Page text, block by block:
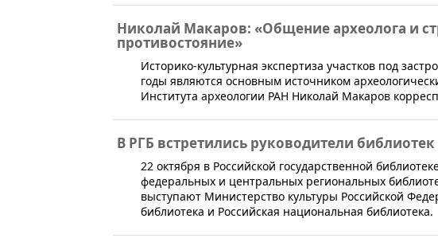
Николай Макаров: «Общение археолога и
противостояние»
​Историко-культурная экспертиза участков под
годы являются основным источником
Института археологии РАН Николай Макаров
В РГБ встретились руководители
​22 октября в Российской государственной
федеральных и центральных региональных
выступают Министерство культуры Российской
библиотека и Российская национальная библиотека.